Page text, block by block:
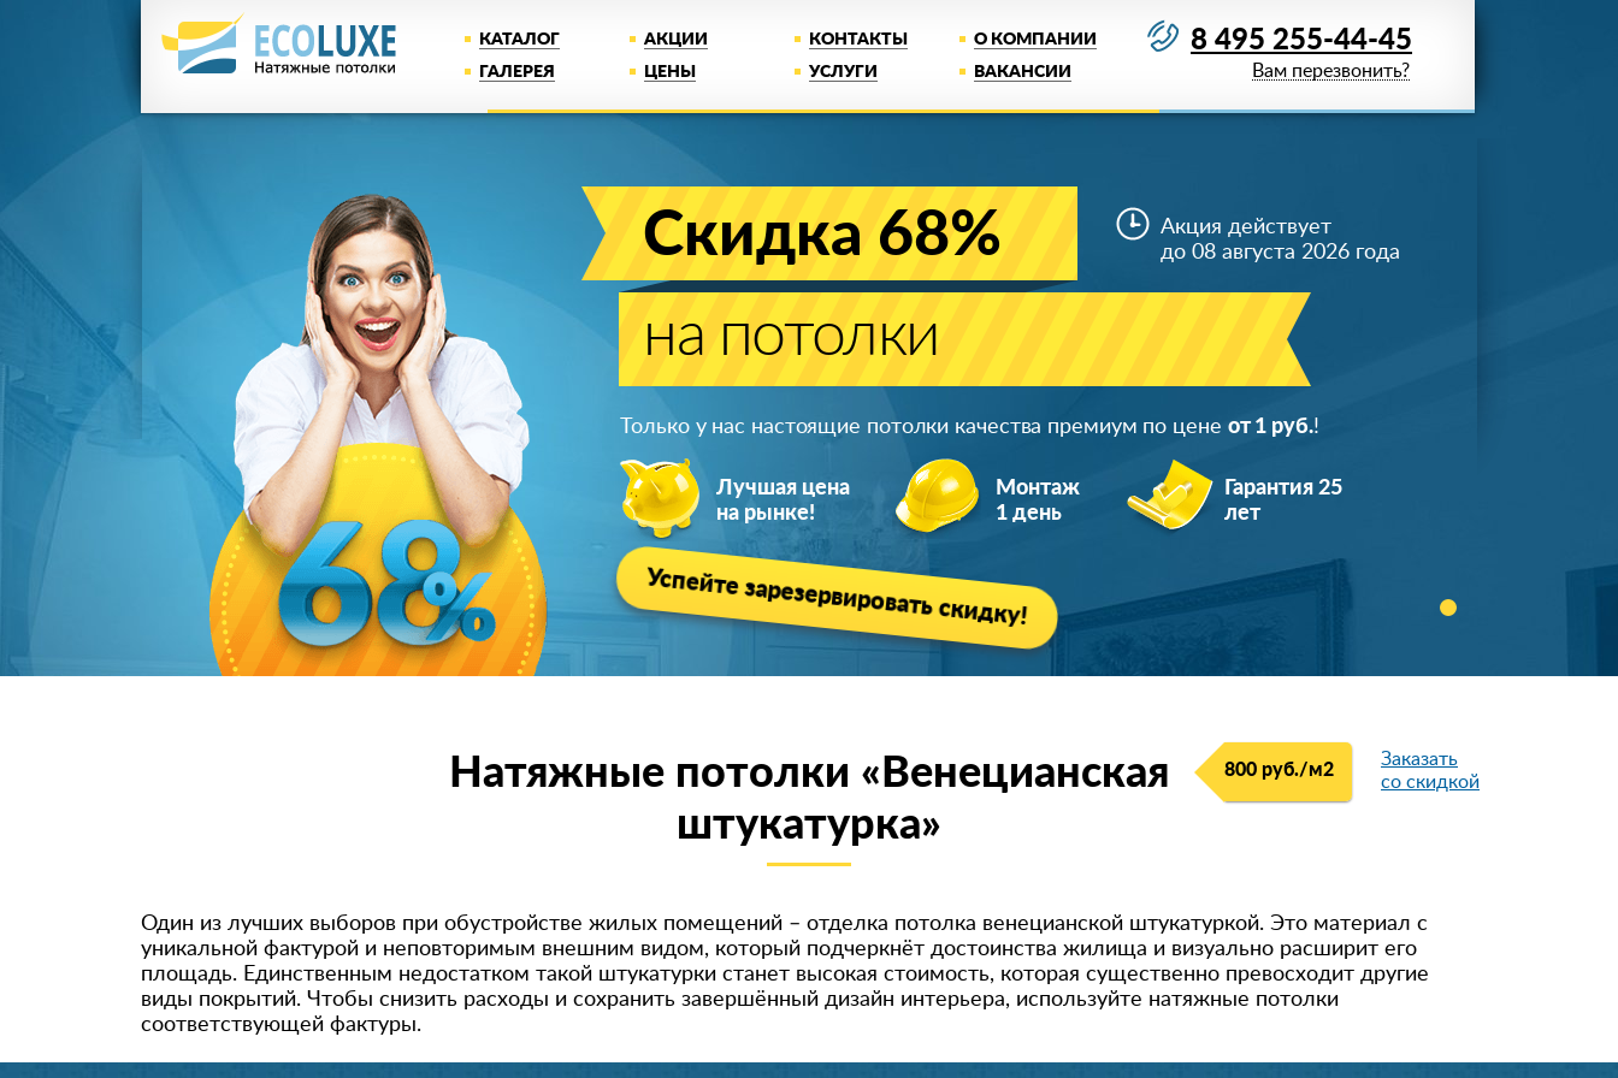
КАТАЛОГ АКЦИИ КОНТАКТЫ
О КОМПАНИИ
ГАЛЕРЕЯ
ЦЕНЫ УСЛУГИ ВАКАНСИИ
8 495 255-44-45
Вам перезвонить?
Скидка 68%
на потолки
Акция действует
до 08 августа 2026 года
Только у нас настоящие потолки качества премиум по цене от 1 руб.!
Лучшая цена
на рынке!
Монтаж
1 день
Гарантия 25
лет
Успейте зарезервировать скидку!
800 руб./м2
Заказать
со скидкой
Натяжные потолки «Венецианская
штукатурка»
Один из лучших выборов при обустройстве жилых помещений – отделка потолка венецианской штукатуркой. Это материал с
уникальной фактурой и неповторимым внешним видом, который подчеркнёт достоинства жилища и визуально расширит его
площадь. Единственным недостатком такой штукатурки станет высокая стоимость, которая существенно превосходит другие
виды покрытий. Чтобы снизить расходы и сохранить завершённый дизайн интерьера, используйте натяжные потолки
соответствующей фактуры.